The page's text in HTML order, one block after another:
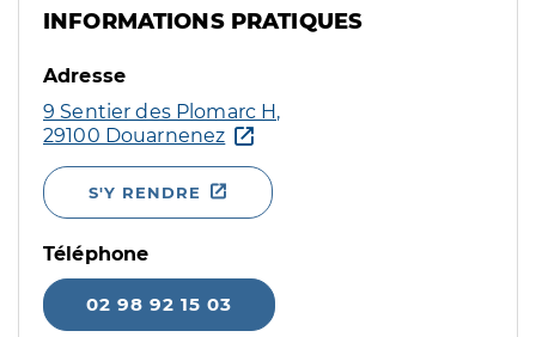
INFORMATIONS PRATIQUES
Adresse
9 Sentier des Plomarc H,
29100 Douarnenez
S'Y RENDRE
Téléphone
02 98 92 15 03